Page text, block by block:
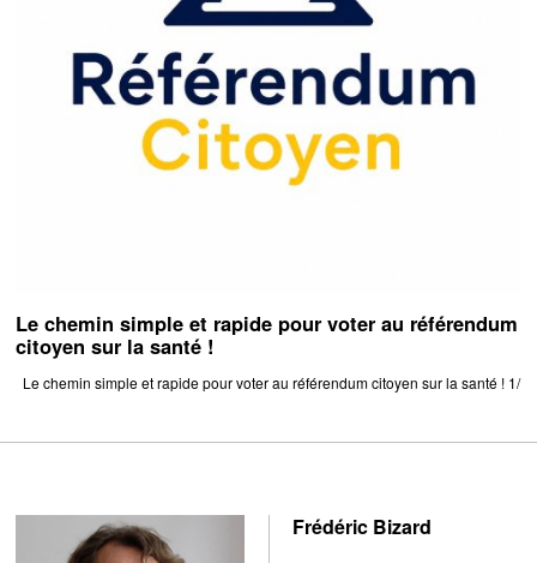
Le chemin simple et rapide pour voter au référendum
citoyen sur la santé !
Le chemin simple et rapide pour voter au référendum citoyen sur la santé ! 1/
Frédéric Bizard